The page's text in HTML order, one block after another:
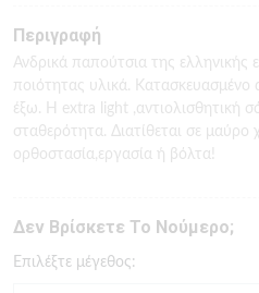
Περιγραφή
Ανδρικά παπούτσια της ελληνικής
ποιότητας υλικά.
έξω. Η extra light ,αντιολισθητική
σταθερότητα. Διατίθεται σε μαύρο
ορθοστασία,εργασία ή βόλτα!
Δεν Βρίσκετε Το Νούμερο;
Eπιλέξτε μέγεθος: